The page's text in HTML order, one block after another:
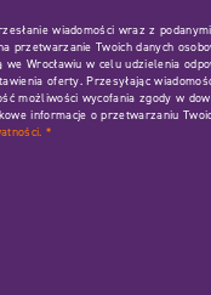
wiadomości wraz z
przetwarzanie Twoich danych
we Wrocławiu w celu udzielenia
oferty. Przesyłając
możliwości wycofania zgody w
informacje o przetwarzaniu
*